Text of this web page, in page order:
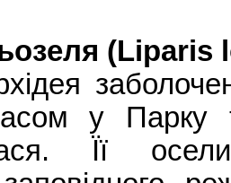
(Liparis
у Парку
Її